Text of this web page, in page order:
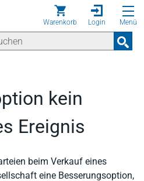
Warenkorb Login Menü
kein
Ereignis
beim Verkauf eines
eine Besserungsoption,